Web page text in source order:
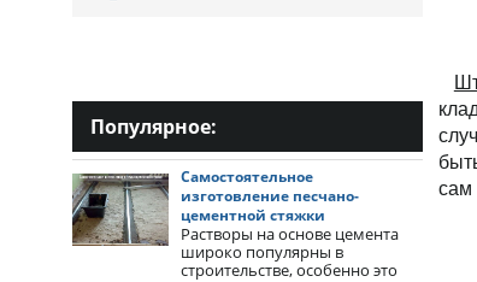
Популярное:
Самостоятельное
изготовление песчано-
цементной стяжки
Растворы на основе цемента
широко популярны в
строительстве, особенно это
сам